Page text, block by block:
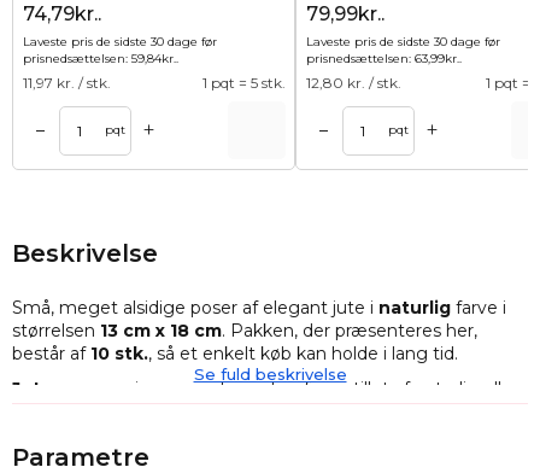
74,79kr..
Laveste pris de sidste 30 dage før
prisnedsættelsen: 59,84kr..
11,97 kr. / stk. 1 pqt = 5 stk.
– pqt +
79,99kr..
Laveste pris de sidste 30 dage før
prisnedsættelsen: 63,99kr..
12,80 kr. / stk. 1 pqt =
– pqt +
Beskrivelse
Små, meget alsidige poser af elegant jute i naturlig farve i
størrelsen 13 cm x 18 cm. Pakken, der præsenteres her,
består af 10 stk., så et enkelt køb kan holde i lang tid.
Juteposerne
i vores sortiment er fremstillet af naturlig eller
syntetisk jute, men uanset materialetypen er de
karakteristiske udseende - de ligner en flettet snor. Jute har
Se fuld beskrivelse
Parametre